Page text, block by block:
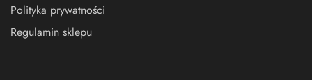
Polityka prywatności
Regulamin sklepu